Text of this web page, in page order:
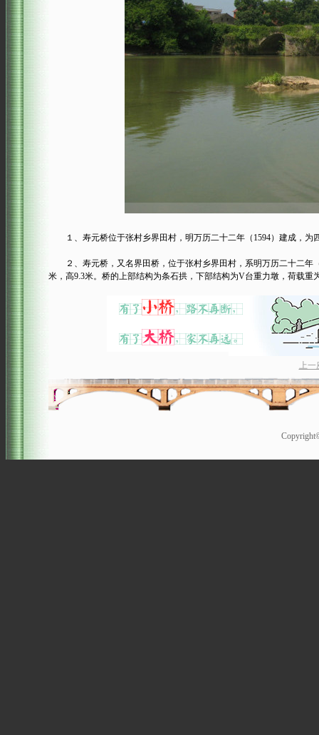
１、寿元桥位于张村乡界田村，明万历二十二年（1594）建成，为
２、寿元桥，又名界田桥，位于张村乡界田村，系明万历二十二年
米，高9.3米。桥的上部结构为条石拱，下部结构为V台重力墩，荷载
上一